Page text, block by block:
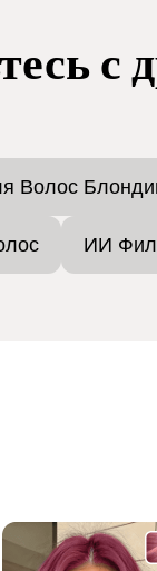
с
Волос
ИИ